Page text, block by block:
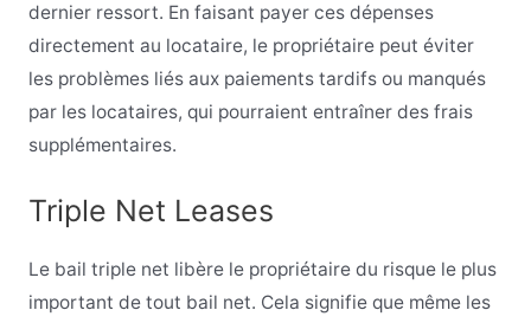
dernier ressort. En faisant payer ces dépenses
directement au locataire, le propriétaire peut éviter
les problèmes liés aux paiements tardifs ou manqués
par les locataires, qui pourraient entraîner des frais
supplémentaires.
Triple Net Leases
Le bail triple net libère le propriétaire du risque le plus
important de tout bail net. Cela signifie que même les